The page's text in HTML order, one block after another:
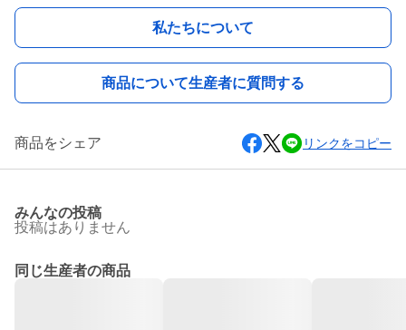
私たちについて
商品について生産者に質問する
商品をシェア リンクをコピー
みんなの投稿
投稿はありません
同じ生産者の商品